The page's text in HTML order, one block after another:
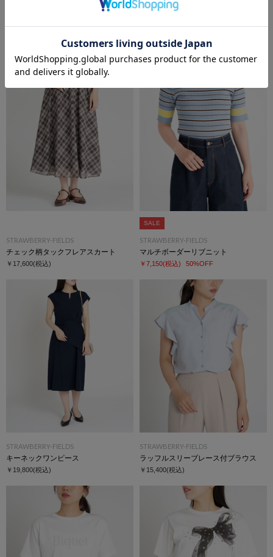
￥17,600(税込)
STRAWBERRY-FIELDS
チェック柄タックフレアスカート
￥17,600(税込)
SALE
STRAWBERRY-FIELDS
マルチボーダーリブニット
￥7,150(税込) 50%OFF
STRAWBERRY-FIELDS
キーネックワンピース
￥19,800(税込)
STRAWBERRY-FIELDS
ラッフルスリーブレース付ブラウス
￥15,400(税込)